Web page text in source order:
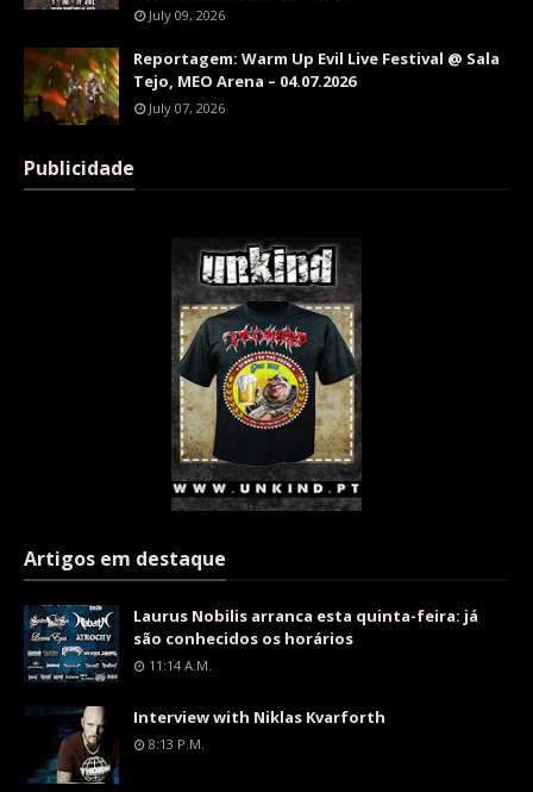
July 09, 2026
Reportagem: Warm Up Evil Live Festival @ Sala
Tejo, MEO Arena – 04.07.2026
July 07, 2026
Publicidade
Artigos em destaque
Laurus Nobilis arranca esta quinta-feira: já
são conhecidos os horários
11:14 A.m.
Interview with Niklas Kvarforth
8:13 P.m.